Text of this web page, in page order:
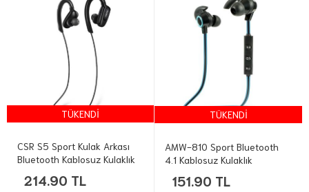
TÜKENDİ
CSR S5 Sport Kulak Arkası
Bluetooth Kablosuz Kulaklık
214.90 TL
TÜKENDİ
AMW-810 Sport Bluetooth
4.1 Kablosuz Kulaklık
151.90 TL